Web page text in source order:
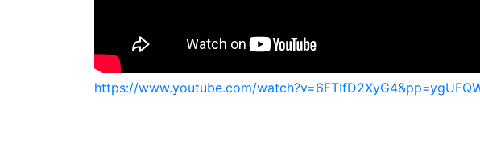
https://www.youtube.com/